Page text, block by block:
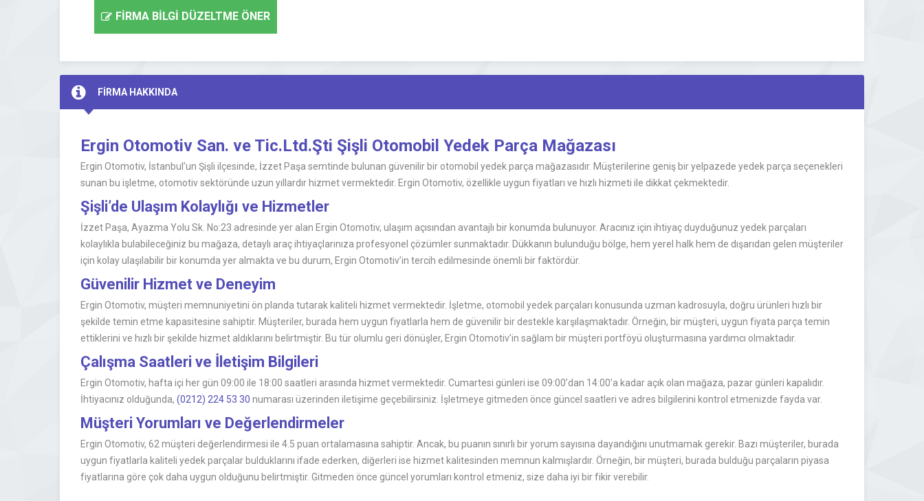
FİRMA BİLGİ DÜZELTME ÖNER
FİRMA HAKKINDA
Ergin Otomotiv San. ve Tic.Ltd.Şti Şişli Otomobil Yedek Parça Mağazası
Ergin Otomotiv, İstanbul’un Şişli ilçesinde, İzzet Paşa semtinde bulunan güvenilir bir otomobil yedek parça mağazasıdır. Müşterilerine geniş bir yelpazede yedek parça seçenekleri
sunan bu işletme, otomotiv sektöründe uzun yıllardır hizmet vermektedir. Ergin Otomotiv, özellikle uygun fiyatları ve hızlı hizmeti ile dikkat çekmektedir.
Şişli’de Ulaşım Kolaylığı ve Hizmetler
İzzet Paşa, Ayazma Yolu Sk. No:23 adresinde yer alan Ergin Otomotiv, ulaşım açısından avantajlı bir konumda bulunuyor. Aracınız için ihtiyaç duyduğunuz yedek parçaları
kolaylıkla bulabileceğiniz bu mağaza, detaylı araç ihtiyaçlarınıza profesyonel çözümler sunmaktadır. Dükkanın bulunduğu bölge, hem yerel halk hem de dışarıdan gelen müşteriler
için kolay ulaşılabilir bir konumda yer almakta ve bu durum, Ergin Otomotiv’in tercih edilmesinde önemli bir faktördür.
Güvenilir Hizmet ve Deneyim
Ergin Otomotiv, müşteri memnuniyetini ön planda tutarak kaliteli hizmet vermektedir. İşletme, otomobil yedek parçaları konusunda uzman kadrosuyla, doğru ürünleri hızlı bir
şekilde temin etme kapasitesine sahiptir. Müşteriler, burada hem uygun fiyatlarla hem de güvenilir bir destekle karşılaşmaktadır. Örneğin, bir müşteri, uygun fiyata parça temin
ettiklerini ve hızlı bir şekilde hizmet aldıklarını belirtmiştir. Bu tür olumlu geri dönüşler, Ergin Otomotiv’in sağlam bir müşteri portföyü oluşturmasına yardımcı olmaktadır.
Çalışma Saatleri ve İletişim Bilgileri
Ergin Otomotiv, hafta içi her gün 09:00 ile 18:00 saatleri arasında hizmet vermektedir. Cumartesi günleri ise 09:00’dan 14:00’a kadar açık olan mağaza, pazar günleri kapalıdır.
İhtiyacınız olduğunda, (0212) 224 53 30 numarası üzerinden iletişime geçebilirsiniz. İşletmeye gitmeden önce güncel saatleri ve adres bilgilerini kontrol etmenizde fayda var.
Müşteri Yorumları ve Değerlendirmeler
Ergin Otomotiv, 62 müşteri değerlendirmesi ile 4.5 puan ortalamasına sahiptir. Ancak, bu puanın sınırlı bir yorum sayısına dayandığını unutmamak gerekir. Bazı müşteriler, burada
uygun fiyatlarla kaliteli yedek parçalar bulduklarını ifade ederken, diğerleri ise hizmet kalitesinden memnun kalmışlardır. Örneğin, bir müşteri, burada bulduğu parçaların piyasa
fiyatlarına göre çok daha uygun olduğunu belirtmiştir. Gitmeden önce güncel yorumları kontrol etmeniz, size daha iyi bir fikir verebilir.